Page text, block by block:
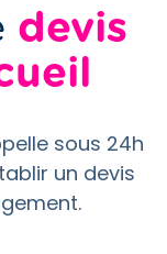
devis
sous 24h
un devis